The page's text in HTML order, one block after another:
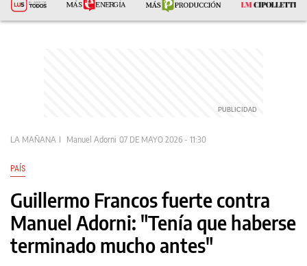
LA MAÑANA Manuel Adorni 07 DE MAYO 2026 - 11:30
PAÍS
Guillermo Francos fuerte contra
Manuel Adorni: "Tenía que haberse
terminado mucho antes"